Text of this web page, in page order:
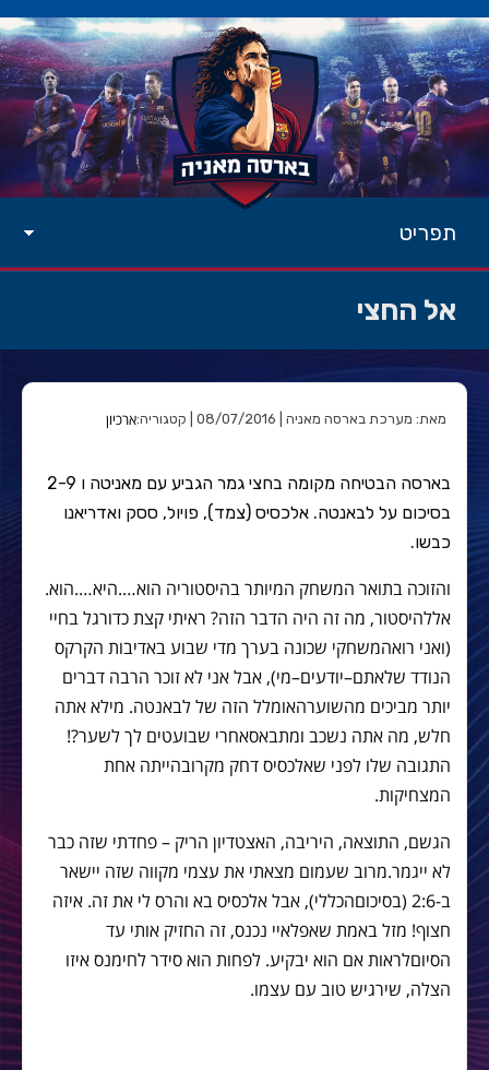
תפריט
אל החצי
מאת: מערכת בארסה מאניה | 08/07/2016 | קטגוריה: ארכיון
בארסה הבטיחה מקומה בחצי גמר הגביע עם מאניטה ו 2-9
בסיכום על לבאנטה. אלכסיס (צמד), פויול, ססק ואדריאנו
כבשו.
והזוכה בתואר המשחק המיותר בהיסטוריה הוא….היא….הוא.
אללהיסטור, מה זה היה הדבר הזה? ראיתי קצת כדורגל בחיי
(ואני רואהמשחקי שכונה בערך מדי שבוע באדיבות הקרקס
הנודד שלאתם–יודעים–מי), אבל אני לא זוכר הרבה דברים
יותר מביכים מהשוערהאומלל הזה של לבאנטה. מילא אתה
חלש, מה אתה נשכב ומתבאסאחרי שבועטים לך לשער?!
התגובה שלו לפני שאלכסיס דחק מקרובהייתה אחת
המצחיקות.
הגשם, התוצאה, היריבה, האצטדיון הריק –פחדתי שזה כבר
לא ייגמר.מרוב שעמום מצאתי את עצמי מקווה שזה יישאר
ב-2:6 ( בסיכוםהכללי), אבל אלכסיס בא והרס לי את זה. איזה
חצוף! מזל באמת שאפלאיי נכנס, זה החזיק אותי עד
הסיוםלראות אם הוא יבקיע. לפחות הוא סידר לחימנס איזו
הצלה, שירגיש טוב עם עצמו.